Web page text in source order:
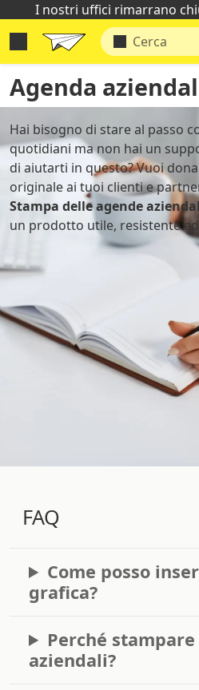
I nostri uffici rimarrano
Agenda
Hai bisogno di stare al passo
quotidiani ma non hai un
di aiutarti in questo? Vuoi
originale ai tuoi clienti e
Stampa delle agende
un prodotto utile, resistente
FAQ
Come posso
grafica?
Perché
aziendali?